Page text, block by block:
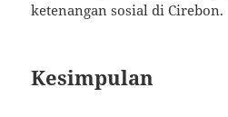
ketenangan sosial di Cirebon.
Kesimpulan